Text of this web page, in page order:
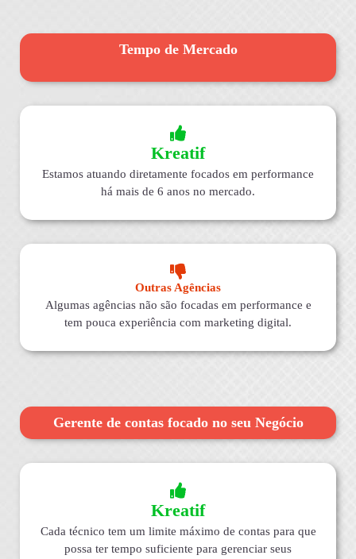
Tempo de Mercado
Kreatif
Estamos atuando diretamente focados em performance
há mais de 6 anos no mercado.
Outras Agências
Algumas agências não são focadas em performance e
tem pouca experiência com marketing digital.
Gerente de contas focado no seu Negócio
Kreatif
Cada técnico tem um limite máximo de contas para que
possa ter tempo suficiente para gerenciar seus